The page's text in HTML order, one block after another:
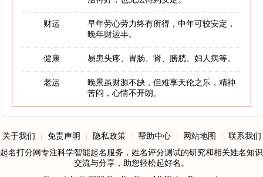
财运
早年劳心劳力终有所得，中年可较安定，
晚年财运丰。
健康 易患头疼、胃肠、肾、膀胱、妇人病等。
老运
晚景虽财源不缺，但难享天伦之乐，精神
苦闷，心情不开朗。
关于我们 免责声明 隐私政策 帮助中心 网站地图
联系我们
起名打分网专注科学智能起名服务，姓名评分测试的研究和相关姓名知识
交流与分享，助您轻松起好名。